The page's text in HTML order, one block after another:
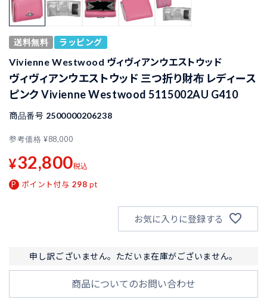
送料無料 ラッピング
Vivienne Westwood ヴィヴィアンウエストウッド
ヴィヴィアンウエストウッド 三つ折り財布 レディース
ピンク Vivienne Westwood 5115002AU G410
商品番号 2500000206238
参考価格 ¥88,000
¥32,800税込
ポイント付与 298 pt
お気に入りに登録する
申し訳ございません。ただいま在庫がございません。
商品についてのお問い合わせ